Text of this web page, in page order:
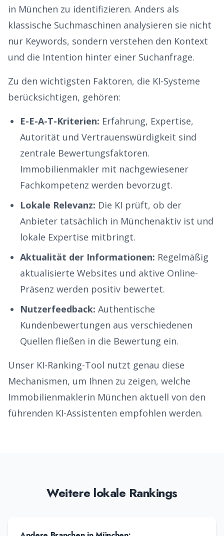
in München zu identifizieren. Anders als
klassische Suchmaschinen analysieren sie nicht
nur Keywords, sondern verstehen den Kontext
und die Intention hinter einer Suchanfrage.
Zu den wichtigsten Faktoren, die KI-Systeme
berücksichtigen, gehören:
E-E-A-T-Kriterien: Erfahrung, Expertise,
Autorität und Vertrauenswürdigkeit sind
zentrale Bewertungsfaktoren.
Immobilienmakler mit nachgewiesener
Fachkompetenz werden bevorzugt.
Lokale Relevanz: Die KI prüft, ob der
Anbieter tatsächlich in Münchenaktiv ist und
lokale Expertise mitbringt.
Aktualität der Informationen: Regelmäßig
aktualisierte Websites und aktive Online-
Präsenz werden positiv bewertet.
Nutzerfeedback: Authentische
Kundenbewertungen aus verschiedenen
Quellen fließen in die Bewertung ein.
Unser KI-Ranking-Tool nutzt genau diese
Mechanismen, um Ihnen zu zeigen, welche
Immobilienmaklerin München aktuell von den
führenden KI-Assistenten empfohlen werden.
Weitere lokale Rankings